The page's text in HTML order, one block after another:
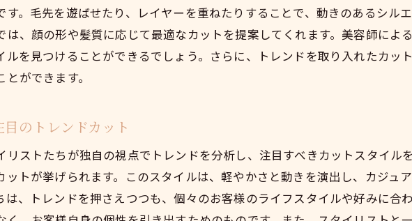
す。毛先を遊ばせたり、レイヤーを重ねたりすることで、動きのあるシル
は、顔の形や髪質に応じて最適なカットを提案してくれます。美容師によ
ルを見つけることができるでしょう。さらに、トレンドを取り入れたカッ
ができます。
のトレンドカット
リストたちが独自の視点でトレンドを分析し、注目すべきカットスタイル
ットが挙げられます。このスタイルは、軽やかさと動きを演出し、カジュ
は、トレンドを押さえつつも、個々のお客様のライフスタイルや好みに合